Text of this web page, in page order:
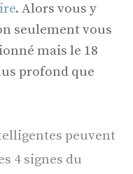
. Alors vous y
seulement vous
mais le 18
profond que
peuvent
4 signes du